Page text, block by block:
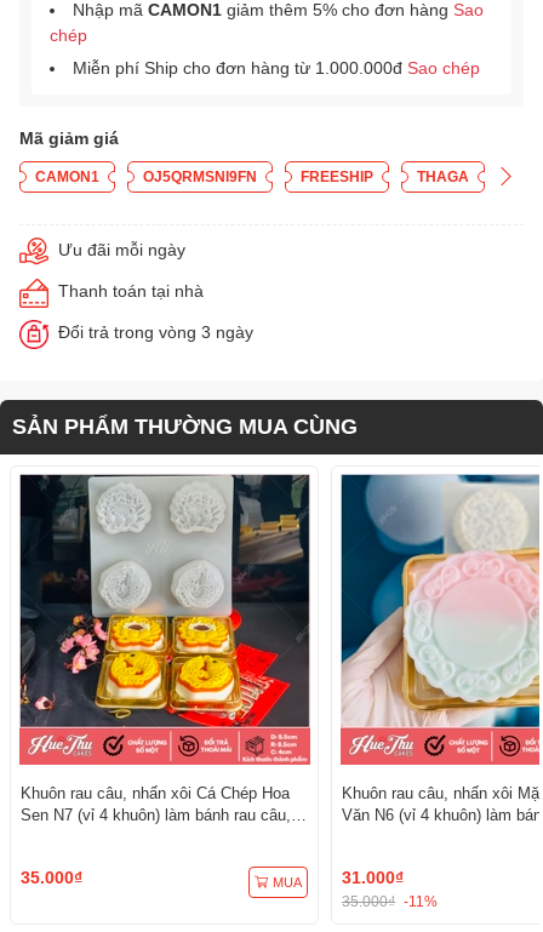
Nhập mã CAMON1 giảm thêm 5% cho đơn hàng Sao
chép
Miễn phí Ship cho đơn hàng từ 1.000.000đ Sao chép
Mã giảm giá
CAMON1 OJ5QRMSNI9FN FREESHIP THAGA
Ưu đãi mỗi ngày
Thanh toán tại nhà
Đổi trả trong vòng 3 ngày
SẢN PHẨM THƯỜNG MUA CÙNG
Khuôn rau câu, nhấn xôi Cá Chép Hoa
Sen N7 (vỉ 4 khuôn) làm bánh rau câu,
35.000₫ MUA
Khuôn rau câu, nhấn xôi
Văn N6 (vỉ 4 khuôn) làm
31.000₫
35.000₫ -11%